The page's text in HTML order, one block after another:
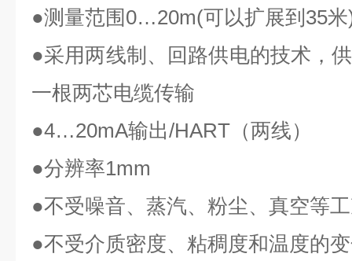
●测量范围0…20m(可以扩展到 35米
●采用两线制、回路供电的技术，
一根两芯电缆传输
●4…20mA输出/HART （两线）
●分辨率1mm
●不受噪音、蒸汽、粉尘、真空等
●不受介质密度、粘稠度和温度的